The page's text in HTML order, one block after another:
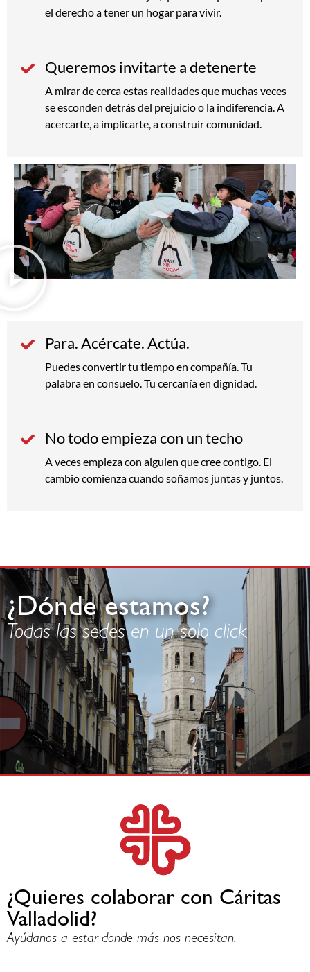
el derecho a tener un hogar para vivir.
Queremos invitarte a detenerte
A mirar de cerca estas realidades que muchas veces
se esconden detrás del prejuicio o la indiferencia. A
acercarte, a implicarte, a construir comunidad.
Para. Acércate. Actúa.
Puedes convertir tu tiempo en compañía. Tu
palabra en consuelo. Tu cercanía en dignidad.
No todo empieza con un techo
A veces empieza con alguien que cree contigo. El
cambio comienza cuando soñamos juntas y juntos.
¿Dónde estamos?
Todas las sedes en un solo click
¿Quieres colaborar con Cáritas
Valladolid?
Ayúdanos a estar donde más nos necesitan.